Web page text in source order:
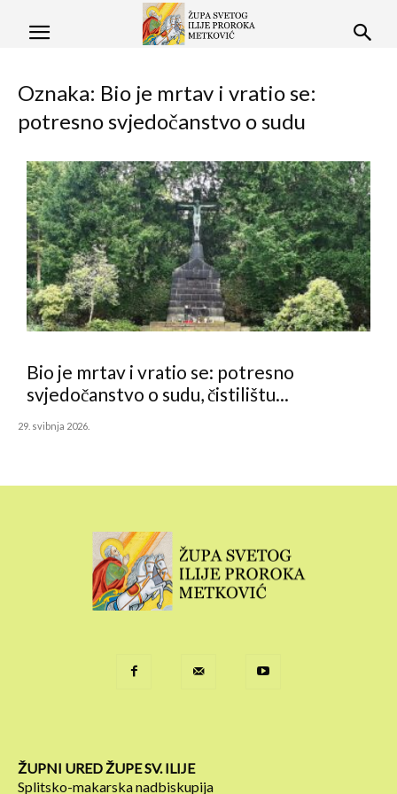
Oznaka: Bio je mrtav i vratio se:
potresno svjedočanstvo o sudu
Bio je mrtav i vratio se: potresno
svjedočanstvo o sudu, čistilištu...
29. svibnja 2026.
ŽUPNI URED ŽUPE SV. ILIJE
Splitsko-makarska nadbiskupija